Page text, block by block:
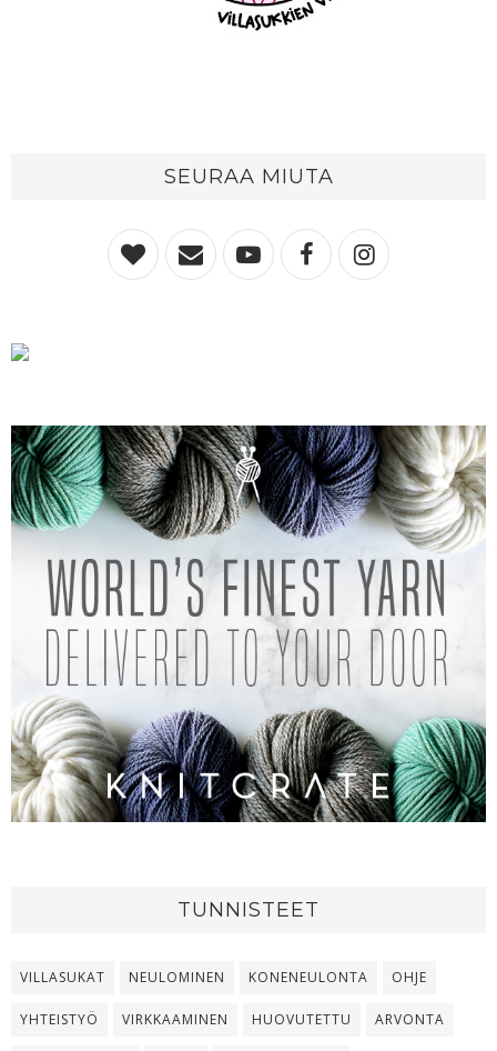
SEURAA MIUTA
TUNNISTEET
VILLASUKAT NEULOMINEN KONENEULONTA OHJE
YHTEISTYÖ VIRKKAAMINEN HUOVUTETTU ARVONTA